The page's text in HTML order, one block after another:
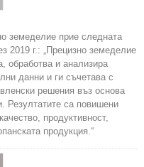
земеделие прие следната
2019 г.: „Прецизно земеделие
обработва и анализира
данни и ги съчетава с
решения въз основа
Резултатите са повишени
продуктивност,
продукция.“